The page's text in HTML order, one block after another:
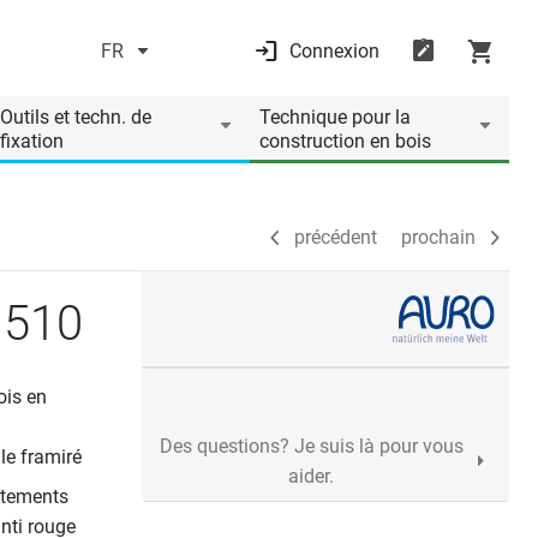
FR Connexion
Outils et techn. de
fixation
Technique pour la
construction en bois
précédent prochain
précédent prochain
en
framiré
rouge
Des questions? Je suis là pour vous
aider.